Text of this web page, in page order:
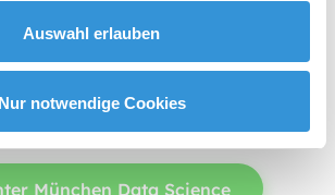
Auswahl erlauben
Nur notwendige Cookies
der enormen
von qualifizierten Mitarbeitern
ihr Handwerk verstehen.
München Data Science